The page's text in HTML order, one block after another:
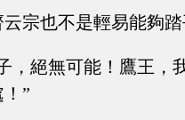
宗也不是輕易能夠
，絕無可能！鷹王，
”